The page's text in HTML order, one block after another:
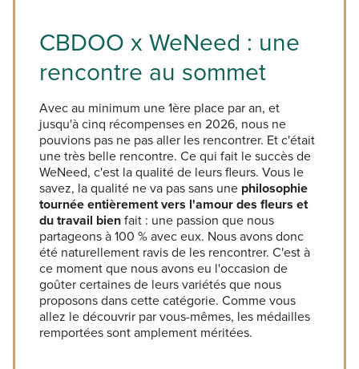
CBDOO x WeNeed : une
rencontre au sommet
Avec au minimum une 1ère place par an, et
jusqu'à cinq récompenses en 2026, nous ne
pouvions pas ne pas aller les rencontrer. Et c'était
une très belle rencontre. Ce qui fait le succès de
WeNeed, c'est la qualité de leurs fleurs. Vous le
savez, la qualité ne va pas sans une philosophie
tournée entièrement vers l'amour des fleurs et
du travail bien fait : une passion que nous
partageons à 100 % avec eux. Nous avons donc
été naturellement ravis de les rencontrer. C'est à
ce moment que nous avons eu l'occasion de
goûter certaines de leurs variétés que nous
proposons dans cette catégorie. Comme vous
allez le découvrir par vous-mêmes, les médailles
remportées sont amplement méritées.